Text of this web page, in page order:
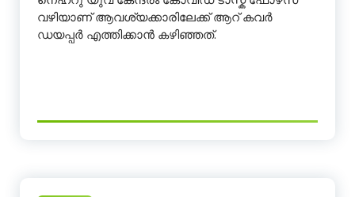
വഴിയാണ് ആവശ്യക്കാരിലേക്ക് ആറ് കവർ
ഡയപ്പർ എത്തിക്കാൻ കഴിഞ്ഞത്.